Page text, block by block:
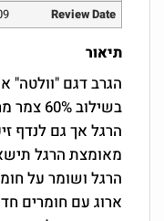
Review Date
תיאור
הגרב דגם "וולטה"
בשילוב
הרגל אך גם לנדף
מאומצת הרגל
הרגל ושומר על
ארוג עם חומרים